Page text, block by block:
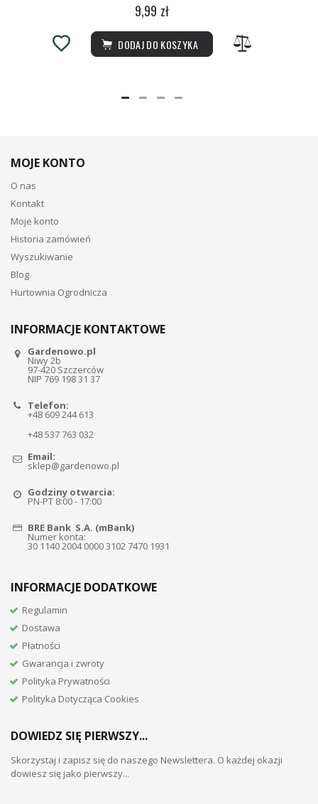
9,99 zł
DODAJ DO KOSZYKA
MOJE KONTO
O nas
Kontakt
Moje konto
Historia zamówień
Wyszukiwanie
Blog
Hurtownia Ogrodnicza
INFORMACJE KONTAKTOWE
Gardenowo.pl
Niwy 2b
97-420 Szczerców
NIP 769 198 31 37
Telefon:
+48 609 244 613
+48 537 763 032
Email:
sklep@gardenowo.pl
Godziny otwarcia:
PN-PT 8:00 - 17:00
BRE Bank S.A. (mBank)
Numer konta:
30 1140 2004 0000 3102 7470 1931
INFORMACJE DODATKOWE
Regulamin
Dostawa
Płatności
Gwarancja i zwroty
Polityka Prywatności
Polityka Dotycząca Cookies
DOWIEDZ SIĘ PIERWSZY...
Skorzystaj i zapisz się do naszego Newslettera. O każdej okazji
dowiesz się jako pierwszy...